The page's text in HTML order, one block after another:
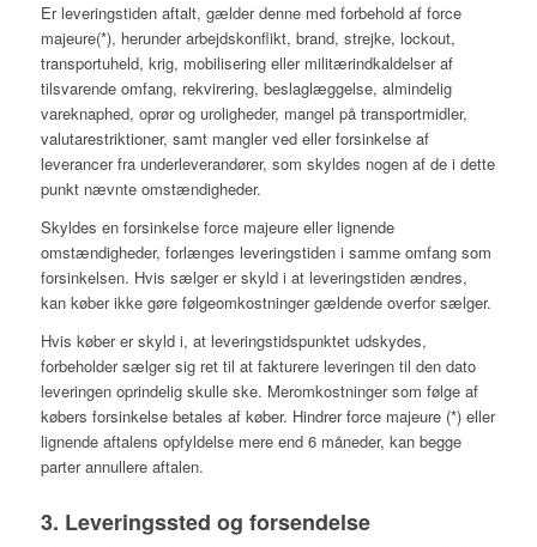
Er leveringstiden aftalt, gælder denne med forbehold af force
majeure(*), herunder arbejdskonflikt, brand, strejke, lockout,
transportuheld, krig, mobilisering eller militærindkaldelser af
tilsvarende omfang, rekvirering, beslaglæggelse, almindelig
vareknaphed, oprør og uroligheder, mangel på transportmidler,
valutarestriktioner, samt mangler ved eller forsinkelse af
leverancer fra underleverandører, som skyldes nogen af de i dette
punkt nævnte omstændigheder.
Skyldes en forsinkelse force majeure eller lignende
omstændigheder, forlænges leveringstiden i samme omfang som
forsinkelsen. Hvis sælger er skyld i at leveringstiden ændres,
kan køber ikke gøre følgeomkostninger gældende overfor sælger.
Hvis køber er skyld i, at leveringstidspunktet udskydes,
forbeholder sælger sig ret til at fakturere leveringen til den dato
leveringen oprindelig skulle ske. Meromkostninger som følge af
købers forsinkelse betales af køber. Hindrer force majeure (*) eller
lignende aftalens opfyldelse mere end 6 måneder, kan begge
parter annullere aftalen.
3. Leveringssted og forsendelse